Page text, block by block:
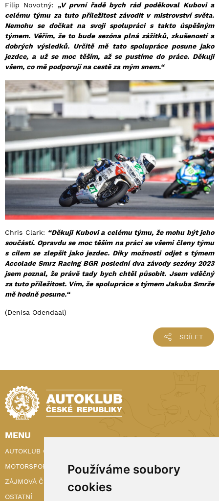
Používáme soubory
cookies
Filip Novotný: „V první řadě bych rád poděkoval Kubovi a
celému týmu za tuto příležitost závodit v mistrovství světa.
Nemohu se dočkat na svoji spolupráci s takto úspěšným
týmem. Věřím, že to bude sezóna plná zážitků, zkušeností a
dobrých výsledků. Určitě mě tato spolupráce posune jako
jezdce, a už se moc těším, až se pustíme do práce. Děkuji
všem, co mě podporují na cestě za mým snem.“
Chris Clark: “Děkuji Kubovi a celému týmu, že mohu být jeho
součástí. Opravdu se moc těším na práci se všemi členy týmu
s cílem se zlepšit jako jezdec. Díky možnosti odjet s týmem
Accolade Smrz Racing BGR poslední dva závody sezóny 2023
jsem poznal, že právě tady bych chtěl působit. Jsem vděčný
za tuto příležitost. Vím, že spolupráce s týmem Jakuba Smrže
mě hodně posune.“
(Denisa Odendaal)
SDÍLET
MENU
AUTOKLUB ČR
MOTORSPORT
ZÁJMOVÁ ČINNOST
OSTATNÍ